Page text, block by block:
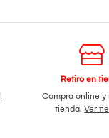
Retiro en
Compra online y
tienda.Ver